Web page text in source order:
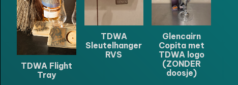
DE
UITVERKOOP
TDWA Flight
Tray
TDWA
Sleutelhanger
RVS
DE
UITVERKOOP
Glencairn
Copita met
TDWA logo
(ZONDER
doosje)